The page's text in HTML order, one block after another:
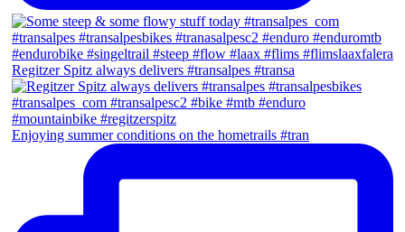
Regitzer Spitz always delivers #transalpes #transa
Enjoying summer conditions on the hometrails #tran